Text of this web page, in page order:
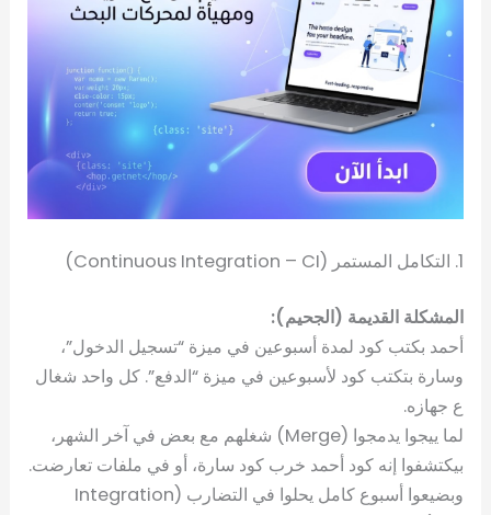
1. التكامل المستمر (Continuous Integration – CI)
المشكلة القديمة (الجحيم):
أحمد بكتب كود لمدة أسبوعين في ميزة “تسجيل الدخول”،
وسارة بتكتب كود لأسبوعين في ميزة “الدفع”. كل واحد شغال
ع جهازه.
لما ييجوا يدمجوا (Merge) شغلهم مع بعض في آخر الشهر،
بيكتشفوا إنه كود أحمد خرب كود سارة، أو في ملفات تعارضت.
وبضيعوا أسبوع كامل يحلوا في التضارب (Integration